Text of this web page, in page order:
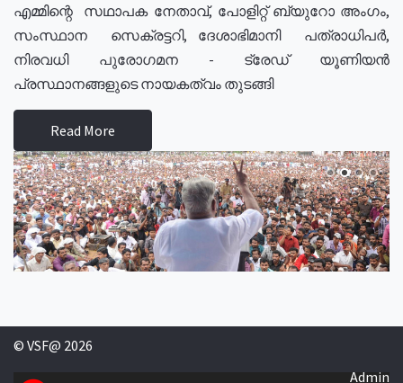
എമ്മിന്റെ സഥാപക നേതാവ്, പോളിറ്റ് ബ്യുറോ അംഗം,
സംസ്ഥാന സെക്രട്ടറി, ദേശാഭിമാനി പത്രാധിപർ,
നിരവധി പുരോഗമന - ട്രേഡ് യൂണിയൻ
പ്രസ്ഥാനങ്ങളുടെ നായകത്വം തുടങ്ങി
Read More
© VSF@ 2026
Admin